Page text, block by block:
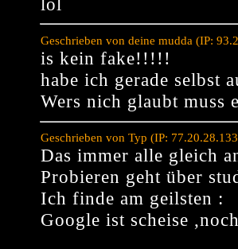
Geschrieben von deine mudda (IP:
is kein fake!!!!!
habe ich gerade selbst
Wers nich glaubt muss
Geschrieben von Typ (IP:
Das immer alle gleich
Probieren geht über
Ich finde am geilsten :
Google ist scheise